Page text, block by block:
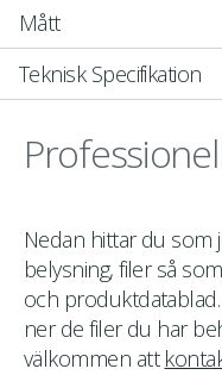
Mått
Teknisk Specifikation
Nedan hittar du
belysning, filer så
och
ner de filer du har
välkommen att